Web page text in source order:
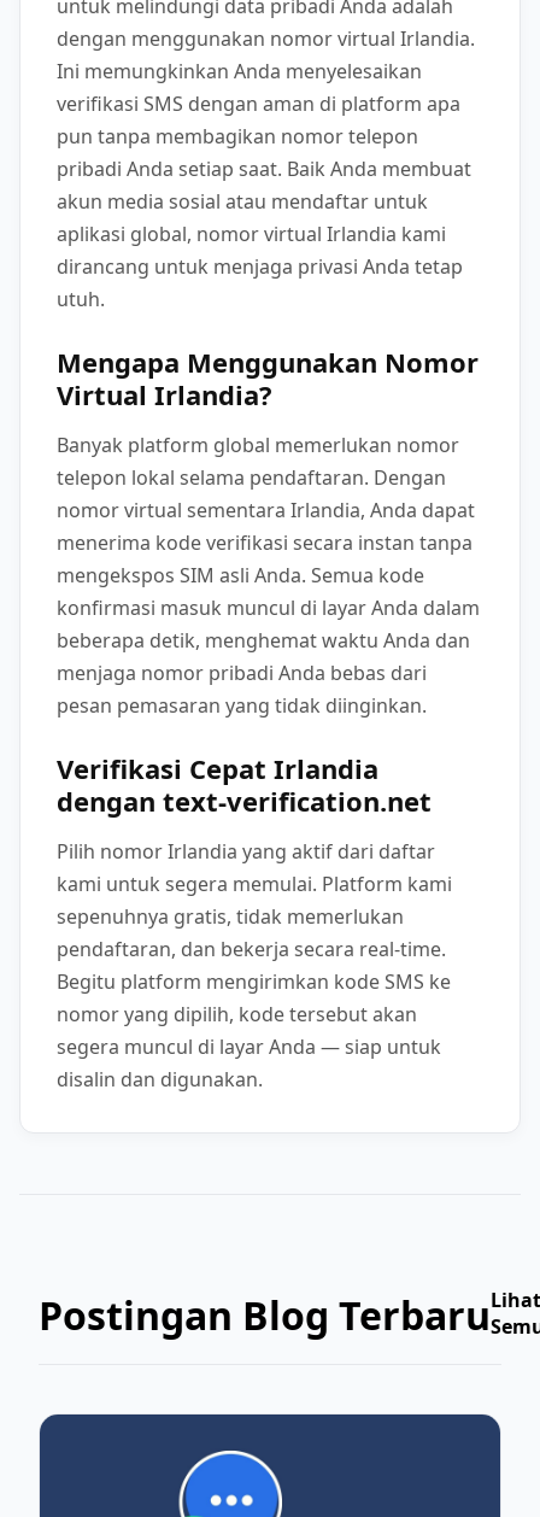
untuk melindungi data pribadi Anda adalah
dengan menggunakan nomor virtual Irlandia.
Ini memungkinkan Anda menyelesaikan
verifikasi SMS dengan aman di platform apa
pun tanpa membagikan nomor telepon
pribadi Anda setiap saat. Baik Anda membuat
akun media sosial atau mendaftar untuk
aplikasi global, nomor virtual Irlandia kami
dirancang untuk menjaga privasi Anda tetap
utuh.
Mengapa Menggunakan Nomor
Virtual Irlandia?
Banyak platform global memerlukan nomor
telepon lokal selama pendaftaran. Dengan
nomor virtual sementara Irlandia, Anda dapat
menerima kode verifikasi secara instan tanpa
mengekspos SIM asli Anda. Semua kode
konfirmasi masuk muncul di layar Anda dalam
beberapa detik, menghemat waktu Anda dan
menjaga nomor pribadi Anda bebas dari
pesan pemasaran yang tidak diinginkan.
Verifikasi Cepat Irlandia
dengan text-verification.net
Pilih nomor Irlandia yang aktif dari daftar
kami untuk segera memulai. Platform kami
sepenuhnya gratis, tidak memerlukan
pendaftaran, dan bekerja secara real-time.
Begitu platform mengirimkan kode SMS ke
nomor yang dipilih, kode tersebut akan
segera muncul di layar Anda — siap untuk
disalin dan digunakan.
Postingan Blog TerbaruLihat